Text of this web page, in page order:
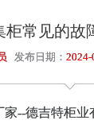
柜常见的故
发布日期： 2024-
家--德吉特柜